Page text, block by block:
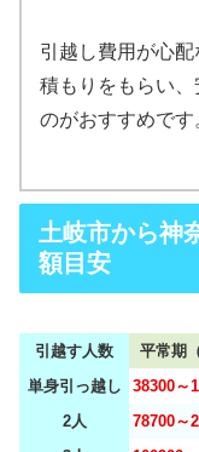
引越し費用が心
積もりをもらい
のがおすすめです
土岐市から神
額目安
引越す人数 平常期
単身引っ越し
38300～
2人
78700～